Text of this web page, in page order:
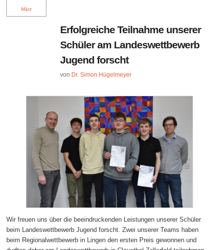
März
Erfolgreiche Teilnahme unserer
Schüler am Landeswettbewerb
Jugend forscht
von Dr. Simon Hügelmeyer
Wir freuen uns über die beeindruckenden Leistungen unserer Schüler
beim Landeswettbewerb Jugend forscht. Zwei unserer Teams haben
beim Regionalwettbewerb in Lingen den ersten Preis gewonnen und